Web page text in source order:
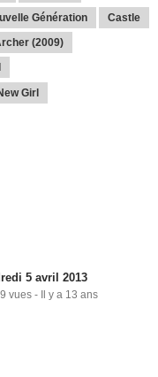
Génération Castle
(2009)
Girl
5 avril 2013
vues - Il y a 13 ans